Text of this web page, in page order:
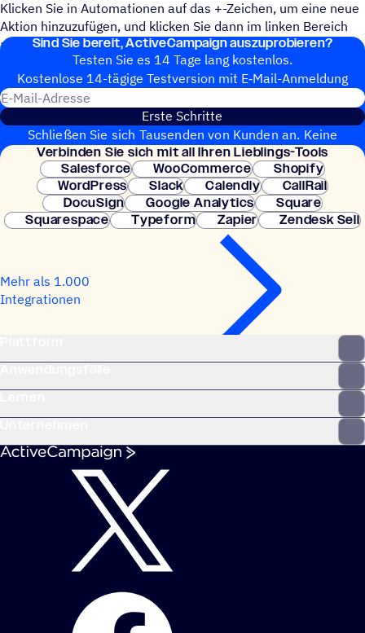
Klicken Sie in Automationen auf das +-Zeichen, um eine neue
Aktion hinzuzufügen, und klicken Sie dann im linken Bereich
auf CX Apps.
Sind Sie bereit, ActiveCampaign auszuprobieren?
Testen Sie es 14 Tage lang kostenlos.
Kosten­lose 14-tägige Test­ver­sion mit E‑Mail-Anmel­dung
Erste Schritte
Schließen Sie sich Tausenden von Kunden an. Keine
Kreditkarte erforderlich. Sofortige Einrichtung.
Verbin­den Sie sich mit all Ihren Lieblings-Tools
Salesforce
WooCommerce
Shopify
WordPress
Slack Calendly
CallRail
DocuSign
Google Analytics
Square
Squarespace
Typeform Zapier Zendesk Sell
Mehr als 1.000
Integrationen